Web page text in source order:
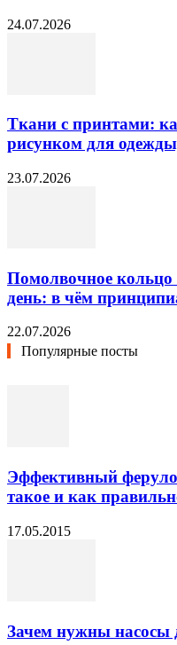
24.07.2026
Ткани с принтами:
рисунком для
23.07.2026
Помолвочное
день: в чём
22.07.2026
Популярные посты
Эффективный
такое и как
17.05.2015
Зачем нужны